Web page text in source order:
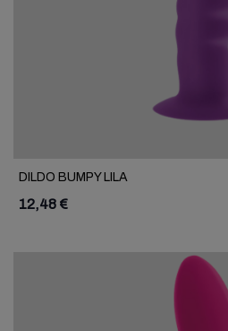
DILDO BUMPY LILA
12,48 €